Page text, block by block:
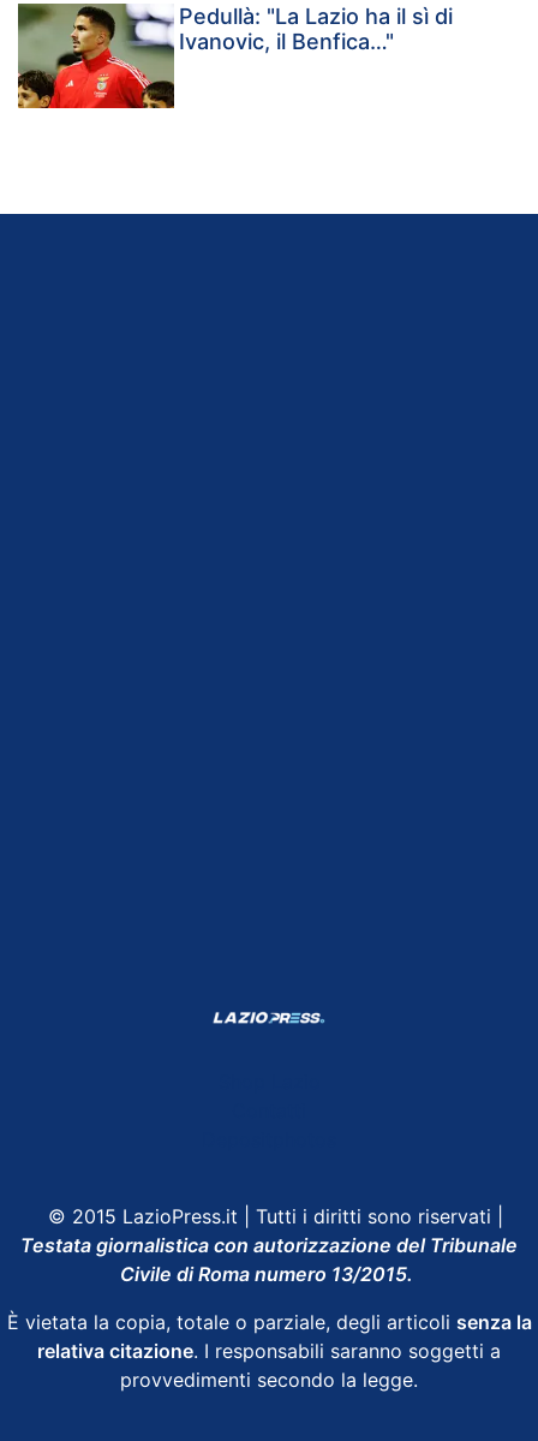
Pedullà: "La Lazio ha il sì di
Ivanovic, il Benfica…"
© 2015 LazioPress.it | Tutti i diritti sono riservati |
Testata giornalistica con autorizzazione del Tribunale
Civile di Roma numero 13/2015.
È vietata la copia, totale o parziale, degli articoli senza la
relativa citazione. I responsabili saranno soggetti a
provvedimenti secondo la legge.